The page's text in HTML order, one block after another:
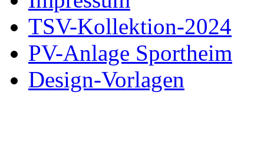
TSV-Kollektion-2024
PV-Anlage Sportheim
Design-Vorlagen